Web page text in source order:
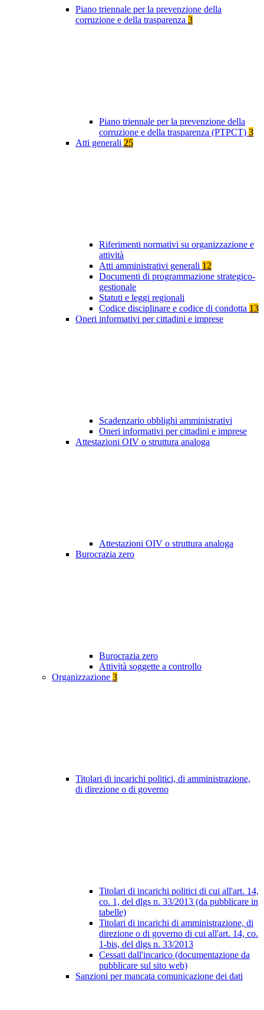
Piano triennale per la prevenzione della
corruzione e della trasparenza 3
Piano triennale per la prevenzione della
corruzione e della trasparenza (PTPCT) 3
Atti generali 25
Riferimenti normativi su organizzazione e
attività
Atti amministrativi generali 12
Documenti di programmazione strategico-
gestionale
Statuti e leggi regionali
Codice disciplinare e codice di condotta 13
Oneri informativi per cittadini e imprese
Scadenzario obblighi amministrativi
Oneri informativi per cittadini e imprese
Attestazioni OIV o struttura analoga
Attestazioni OIV o struttura analoga
Burocrazia zero
Burocrazia zero
Attività soggette a controllo
Organizzazione 3
Titolari di incarichi politici, di amministrazione,
di direzione o di governo
Titolari di incarichi politici di cui all'art. 14,
co. 1, del dlgs n. 33/2013 (da pubblicare in
tabelle)
Titolari di incarichi di amministrazione, di
direzione o di governo di cui all'art. 14, co.
1-bis, del dlgs n. 33/2013
Cessati dall'incarico (documentazione da
pubblicare sul sito web)
Sanzioni per mancata comunicazione dei dati